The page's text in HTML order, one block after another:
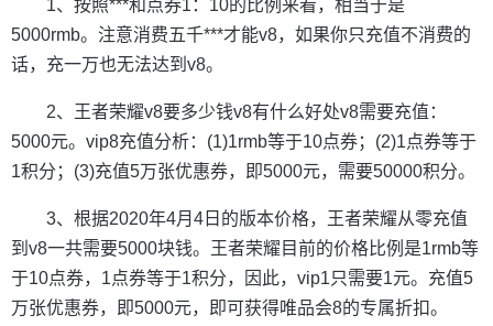
1、按照***和点券1：10的比例来看，相当于是
5000rmb。注意消费五千***才能v8，如果你只充值不消费的
话，充一万也无法达到v8。
2、王者荣耀v8要多少钱v8有什么好处v8需要充值：
5000元。vip8充值分析：(1)1rmb等于10点券；(2)1点券等于
1积分；(3)充值5万张优惠券，即5000元，需要50000积分。
3、根据2020年4月4日的版本价格，王者荣耀从零充值
到v8一共需要5000块钱。王者荣耀目前的价格比例是1rmb等
于10点券，1点券等于1积分，因此，vip1只需要1元。充值5
万张优惠券，即5000元，即可获得唯品会8的专属折扣。